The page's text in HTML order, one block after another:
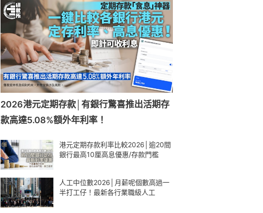
2026港元定期存款│有銀行驚喜推出活期存
款高達5.08%額外年利率！
港元定期存款利率比較2026│逾20間
銀行最高10厘高息優惠/存款門檻
人工中位數2026│月薪呢個數高過一
半打工仔！最新各行業職級人工